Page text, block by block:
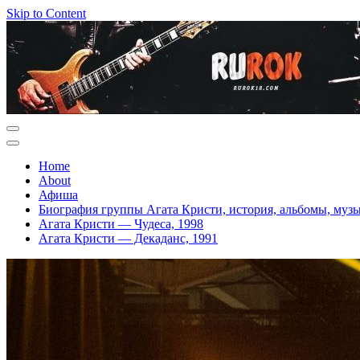
Skip to Content
Home
About
Афиша
Биография группы Агата Кристи, история, альбомы,
Агата Кристи — Чудеса, 1998
Агата Кристи — Декаданс, 1991